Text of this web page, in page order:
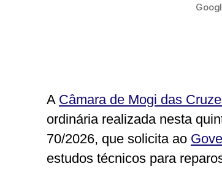
A Câmara de Mogi das
ordinária realizada nesta
70/2026, que solicita ao
estudos técnicos para